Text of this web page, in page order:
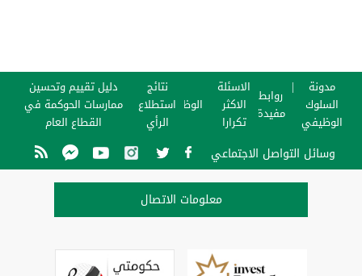
مدونة
السلوك
الوظيفي
روابط
مفيدة
الاسئلة
الاكثر
تكرارا
الوظائف
نتائج
استطلاع
الرأي
دليل تقييم وتحسين
ممارسات الحوكمة في
القطاع العام
وسائل التواصل الاجتماعي
معلومات الاتصال